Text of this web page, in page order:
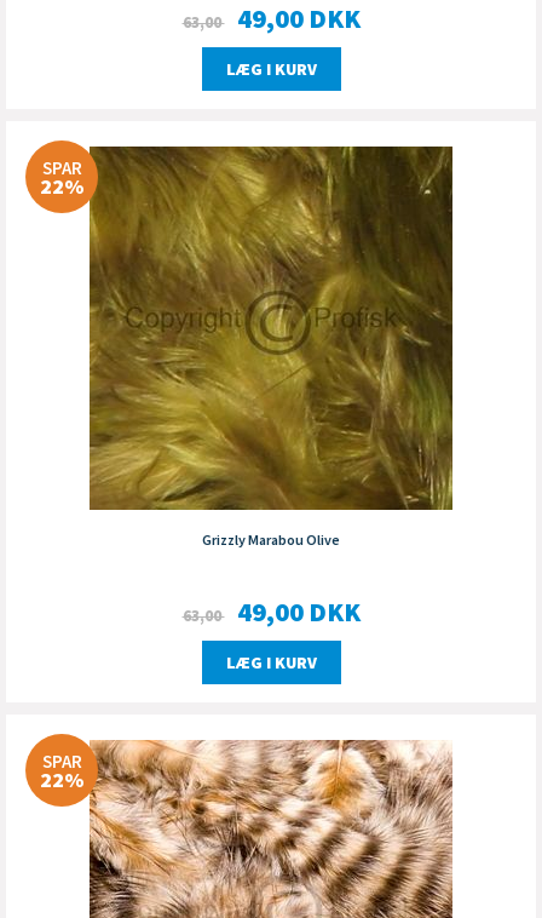
63,00 49,00 DKK
LÆG I KURV
SPAR
22%
Grizzly Marabou Olive
63,00 49,00 DKK
LÆG I KURV
SPAR
22%